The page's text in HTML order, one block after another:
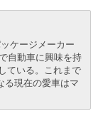
ケージメーカー
自動車に興味を持
ている。これまで
る現在の愛車はマ